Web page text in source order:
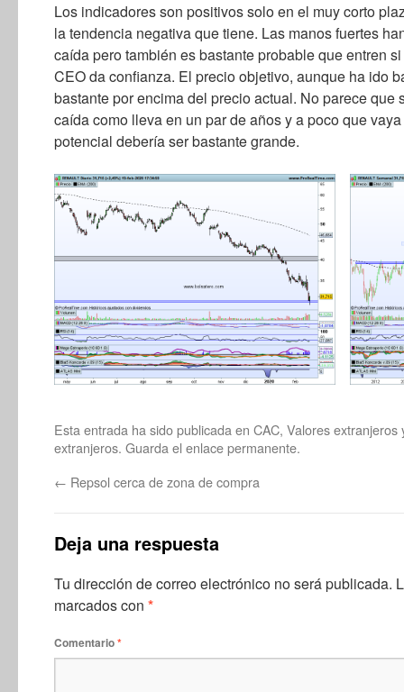
Los indicadores son positivos solo en el muy corto
la tendencia negativa que tiene. Las manos fuertes
caída pero también es bastante probable que entren
CEO da confianza. El precio objetivo, aunque ha ido
bastante por encima del precio actual. No parece que
caída como lleva en un par de años y a poco que
potencial debería ser bastante grande.
Esta entrada ha sido publicada en CAC, Valores extranjeros
extranjeros. Guarda el enlace permanente.
← Repsol cerca de zona de compra
Deja una respuesta
Tu dirección de correo electrónico no será publicada.
marcados con *
Comentario*